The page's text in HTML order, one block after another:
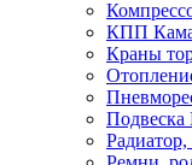
КПП
Краны
Подвеска
Радиатор,